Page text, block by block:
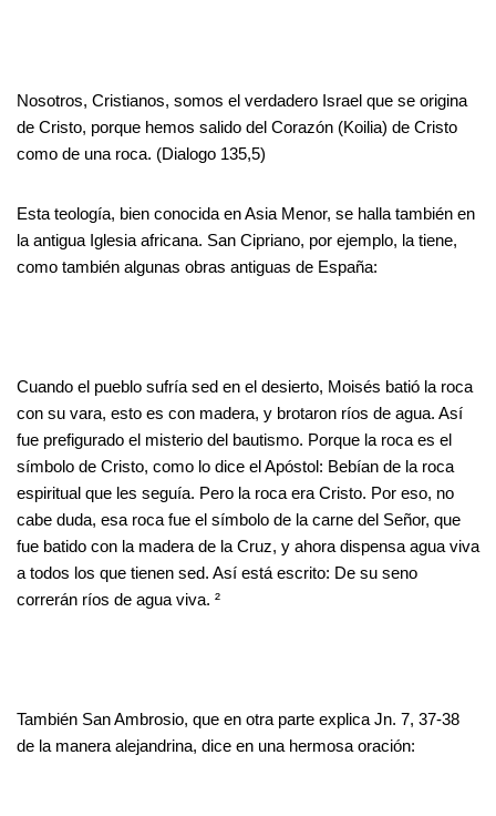
Nosotros, Cristianos, somos el verdadero Israel que se origina
de Cristo, porque hemos salido del Corazón (Koilia) de Cristo
como de una roca. (Dialogo 135,5)
Esta teología, bien conocida en Asia Menor, se halla también en
la antigua Iglesia africana. San Cipriano, por ejemplo, la tiene,
como también algunas obras antiguas de España:
Cuando el pueblo sufría sed en el desierto, Moisés batió la roca
con su vara, esto es con madera, y brotaron ríos de agua. Así
fue prefigurado el misterio del bautismo. Porque la roca es el
símbolo de Cristo, como lo dice el Apóstol: Bebían de la roca
espiritual que les seguía. Pero la roca era Cristo. Por eso, no
cabe duda, esa roca fue el símbolo de la carne del Señor, que
fue batido con la madera de la Cruz, y ahora dispensa agua viva
a todos los que tienen sed. Así está escrito: De su seno
correrán ríos de agua viva. ²
También San Ambrosio, que en otra parte explica Jn. 7, 37-38
de la manera alejandrina, dice en una hermosa oración: